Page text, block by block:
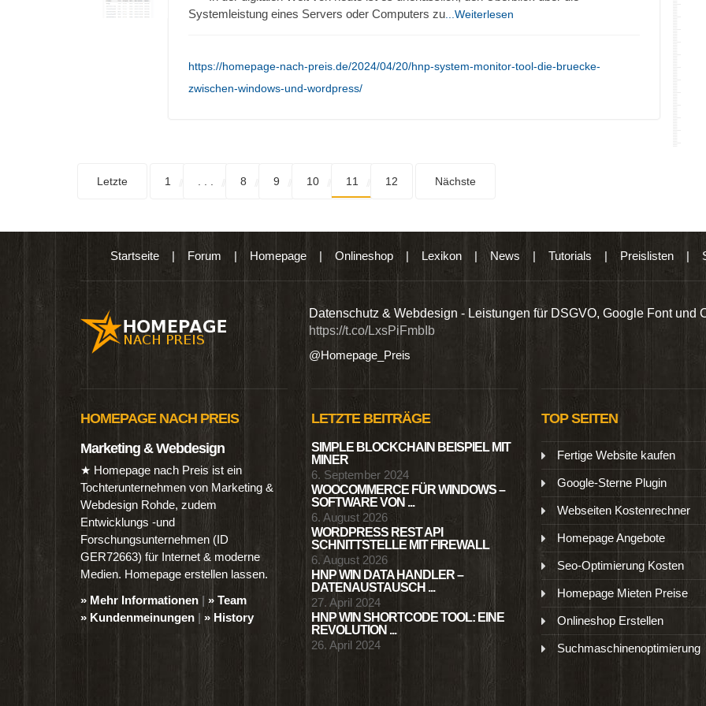
Systemleistung eines Servers oder Computers zu ...Weiterlesen
https://homepage-nach-preis.de/2024/04/20/hnp-system-monitor-tool-die-bruecke-
zwischen-windows-und-wordpress/
Letzte 1 8 9 10 11 12 Nächste
Startseite| Forum | Homepage| Onlineshop| Lexikon|News | Tutorials |Preislisten|
Produkten wie Ebooks & DVDs.… Datenschutz & Webdesign - Leistungen für DSGVO, Google Font und
https://t.co/LxsPiFmbIb
@Homepage_Preis
HOMEPAGE NACH PREIS
Marketing & Webdesign
★ Homepage nach Preis ist ein
Tochterunternehmen von Marketing &
Webdesign Rohde, zudem
Entwicklungs -und
Forschungsunternehmen (ID
GER72663) für Internet & moderne
Medien. Homepage erstellen lassen.
» Mehr Informationen | » Team
» Kundenmeinungen | » History
LETZTE BEITRÄGE
SIMPLE BLOCKCHAIN BEISPIEL MIT
MINER
6. September 2024
WOOCOMMERCE FÜR WINDOWS –
SOFTWARE VON ...
6. August 2026
WORDPRESS REST API
SCHNITTSTELLE MIT FIREWALL
6. August 2026
HNP WIN DATA HANDLER –
DATENAUSTAUSCH ...
27. April 2024
HNP WIN SHORTCODE TOOL: EINE
REVOLUTION ...
26. April 2024
TOP SEITEN
Fertige Website kaufen
Google-Sterne Plugin
Webseiten Kostenrechner
Homepage Angebote
Seo-Optimierung Kosten
Homepage Mieten Preise
Onlineshop Erstellen
Suchmaschinenoptimierung